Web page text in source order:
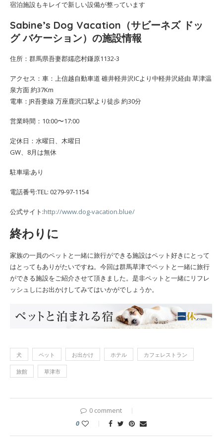
宿泊施設もキレイで新しい設備が整っています
Sabine’s Dog Vacation（サビーネズ ドッ
グ バケーション）の施設情報
住所：群馬県吾妻郡嬬恋村鎌原1132-3
アクセス：車：上信越自動車道 碓井軽井沢ICより中軽井沢経由 草津温
泉方面 約37Km
電車：JR吾妻線 万座鹿沢口駅より徒歩 約30分
営業時間：10:00〜17:00
定休日：水曜日、木曜日
GW、8月は無休
駐車場:あり
電話番号:TEL: 0279-97-1154
公式サイト:http://www.dog-vacation.blue/
終わりに
家族の一員のペットと一緒に旅行ができる施設はペット好きにとって
はとってもありがたいですね。今回は群馬草津でペットと一緒に旅行
ができる施設をご紹介させて頂きました。是非ペットと一緒にリフレ
ッシュしにお出かけしてみてはいかがでしょうか。
犬 ペット お出かけ ホテル カフェレストラン
旅館 草津市
0 comment
0